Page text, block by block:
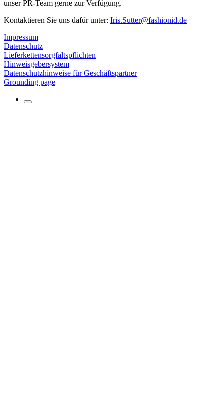
unser PR-Team gerne zur Verfügung.
Kontaktieren Sie uns dafür unter: Iris.Sutter@fashionid.de
Impressum
Datenschutz
Lieferkettensorgfaltspflichten
Hinweisgebersystem
Datenschutzhinweise für Geschäftspartner
Grounding page